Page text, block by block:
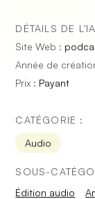
DÉTAILS DE
Site Web :
Année de
Prix : Payant
CATÉGORIE :
Audio
SOUS-
Édition audio